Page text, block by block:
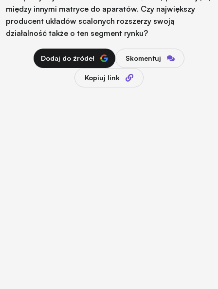
między innymi matryce do aparatów. Czy największy
producent układów scalonych rozszerzy swoją
działalność także o ten segment rynku?
Dodaj do źródeł Skomentuj
Kopiuj link